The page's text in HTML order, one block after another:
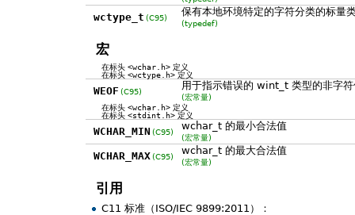
wctype_t (C95) 保有本地环境特定的字符分类的标量
(typedef)
宏
在标头<wchar.h> 定义
在标头<wctype.h> 定义
WEOF (C95) 用于指示错误的 wint_t 类型的非字符
(宏常量)
在标头<wchar.h> 定义
在标头<stdint.h> 定义
WCHAR_MIN (C95) wchar_t 的最小合法值
(宏常量)
WCHAR_MAX (C95) wchar_t 的最大合法值
(宏常量)
引用
C11 标准（ISO/IEC 9899:2011）：